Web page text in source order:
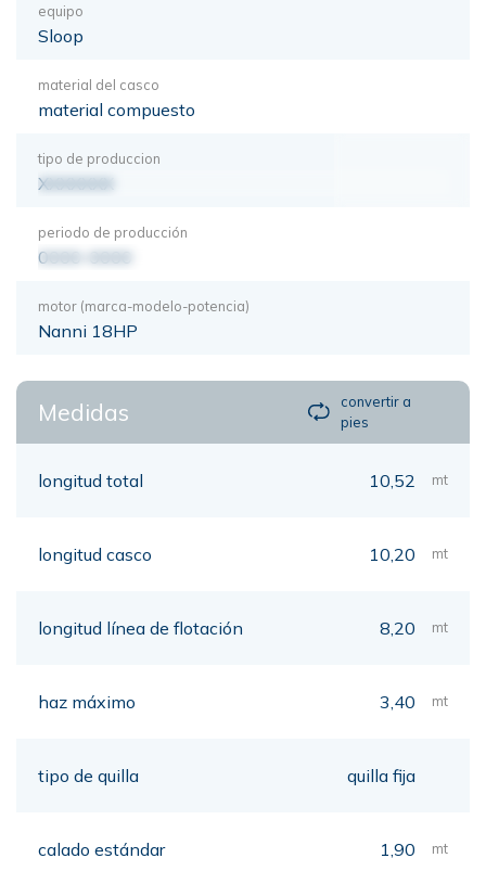
equipo
Sloop
material del casco
material compuesto
tipo de produccion
XXXXXXX
periodo de producción
0000-0000
motor (marca-modelo-potencia)
Nanni 18HP
Medidas
convertir a
pies
longitud total 10,52 mt
longitud casco 10,20 mt
longitud línea de flotación 8,20 mt
haz máximo 3,40 mt
tipo de quilla quilla fija
calado estándar 1,90 mt